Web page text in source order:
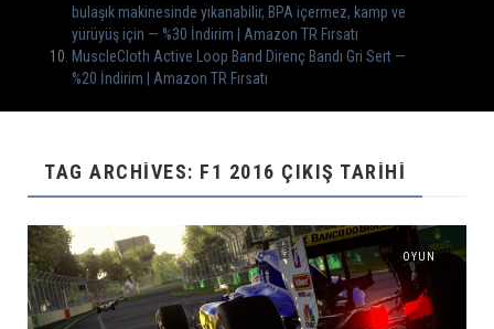
bulaşık makinesinde yıkanabilir, BPA içermez, kamp ve
yürüyüş için — %30 İndirim | Amazon TR Fırsatı
MuscleCloth Active Loop Band Direnç Bandı Gri Sert —
%20 İndirim | Amazon TR Fırsatı
TAG ARCHIVES: F1 2016 ÇIKIŞ TARIHI
OYUN